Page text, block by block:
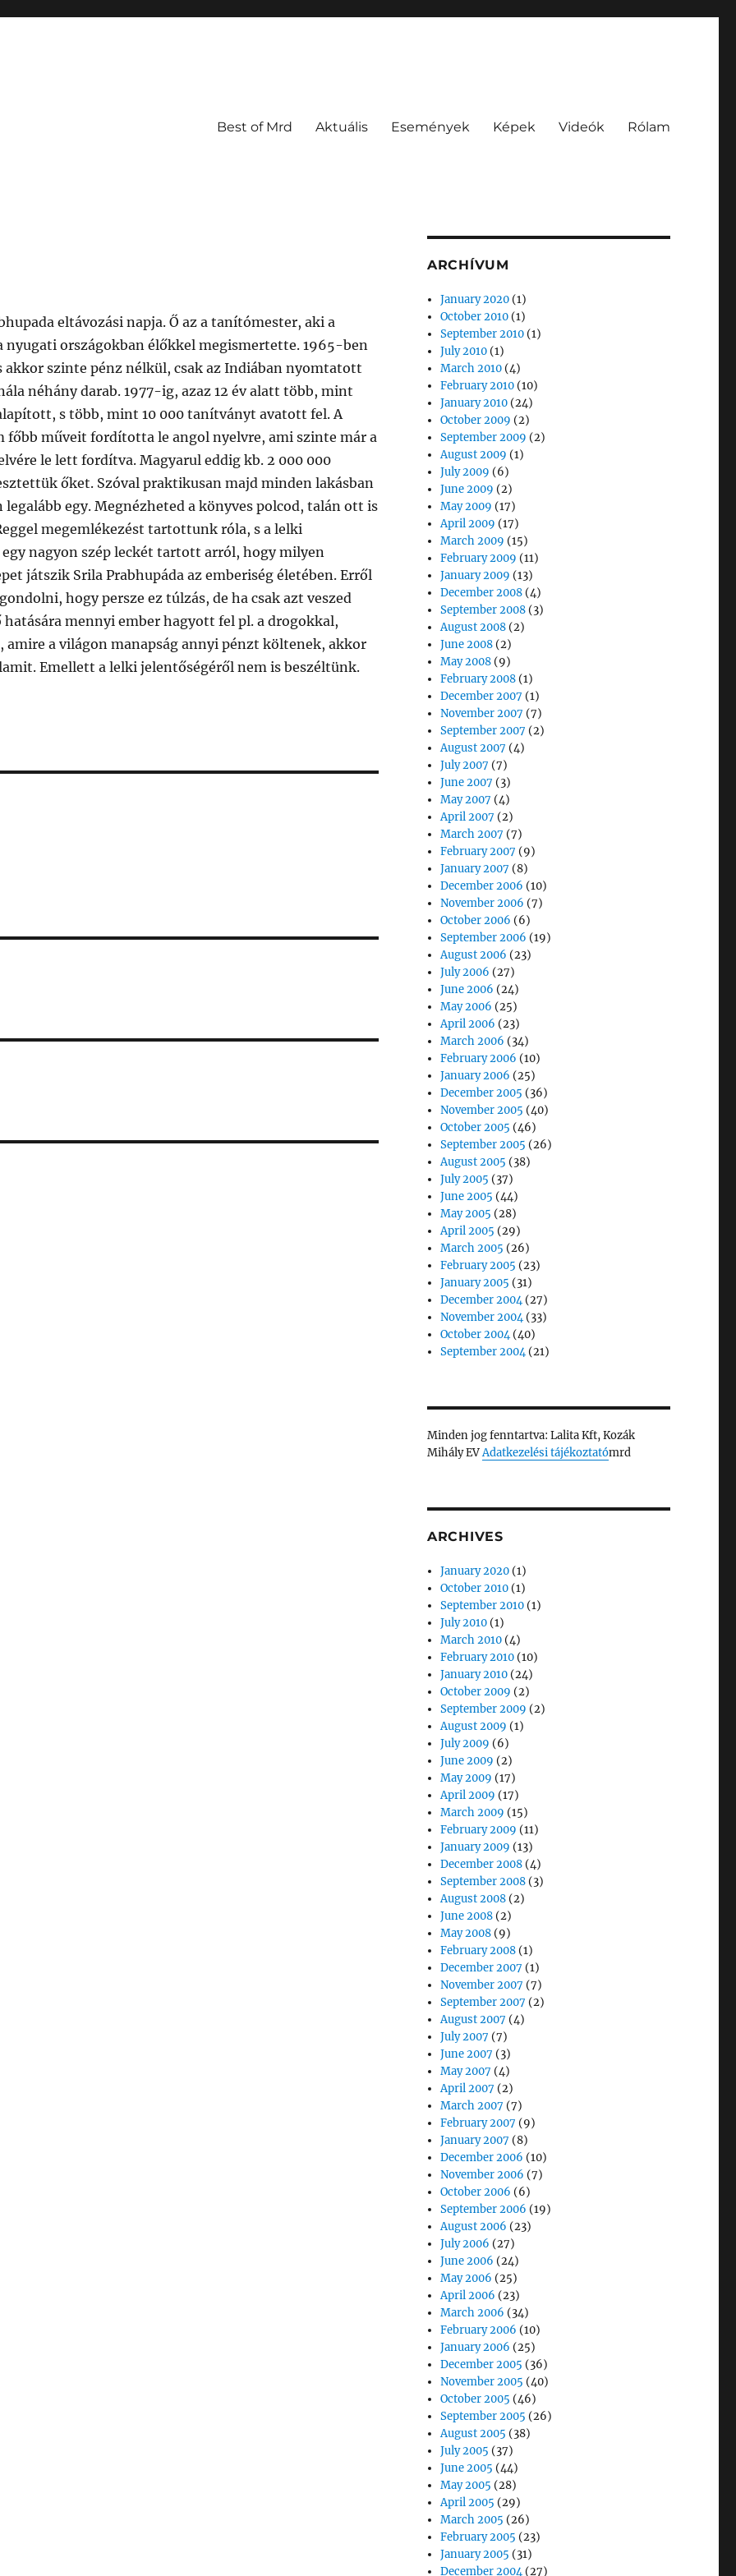
Best of Mrd Aktuális Események Képek Videók Rólam
eltávozási napja. Ő az a tanítómester, aki a
országokban élőkkel megismertette. 1965-ben
szinte pénz nélkül, csak az Indiában nyomtatott
néhány darab. 1977-ig, azaz 12 év alatt több, mint
s több, mint 10 000 tanítványt avatott fel. A
főbb műveit fordította le angol nyelvre, ami szinte már a
le lett fordítva. Magyarul eddig kb. 2 000 000
őket. Szóval praktikusan majd minden lakásban
legalább egy. Megnézheted a könyves polcod, talán ott is
megemlékezést tartottunk róla, s a lelki
nagyon szép leckét tartott arról, hogy milyen
játszik Srila Prabhupáda az emberiség életében. Erről
hogy persze ez túlzás, de ha csak azt veszed
hatására mennyi ember hagyott fel pl. a drogokkal,
amire a világon manapság annyi pénzt költenek, akkor
Emellett a lelki jelentőségéről nem is beszéltünk.
ARCHÍVUM
January 2020 (1)
October 2010 (1)
September 2010 (1)
July 2010 (1)
March 2010 (4)
February 2010 (10)
January 2010 (24)
October 2009 (2)
September 2009 (2)
August 2009 (1)
July 2009 (6)
June 2009 (2)
May 2009 (17)
April 2009 (17)
March 2009 (15)
February 2009 (11)
January 2009 (13)
December 2008 (4)
September 2008 (3)
August 2008 (2)
June 2008 (2)
May 2008 (9)
February 2008 (1)
December 2007 (1)
November 2007 (7)
September 2007 (2)
August 2007 (4)
July 2007 (7)
June 2007 (3)
May 2007 (4)
April 2007 (2)
March 2007 (7)
February 2007 (9)
January 2007 (8)
December 2006 (10)
November 2006 (7)
October 2006 (6)
September 2006 (19)
August 2006 (23)
July 2006 (27)
June 2006 (24)
May 2006 (25)
April 2006 (23)
March 2006 (34)
February 2006 (10)
January 2006 (25)
December 2005 (36)
November 2005 (40)
October 2005 (46)
September 2005 (26)
August 2005 (38)
July 2005 (37)
June 2005 (44)
May 2005 (28)
April 2005 (29)
March 2005 (26)
February 2005 (23)
January 2005 (31)
December 2004(27)
November 2004(33)
October 2004(40)
September 2004(21)
Minden jog fenntartva: Lalita Kft, Kozák
Mihály EVAdatkezelési tájékoztatómrd
ARCHIVES
January 2020 (1)
October 2010 (1)
September 2010 (1)
July 2010 (1)
March 2010 (4)
February 2010 (10)
January 2010 (24)
October 2009 (2)
September 2009 (2)
August 2009 (1)
July 2009 (6)
June 2009 (2)
May 2009 (17)
April 2009 (17)
March 2009 (15)
February 2009 (11)
January 2009 (13)
December 2008 (4)
September 2008 (3)
August 2008 (2)
June 2008 (2)
May 2008 (9)
February 2008 (1)
December 2007 (1)
November 2007 (7)
September 2007 (2)
August 2007 (4)
July 2007 (7)
June 2007 (3)
May 2007 (4)
April 2007 (2)
March 2007 (7)
February 2007 (9)
January 2007 (8)
December 2006 (10)
November 2006 (7)
October 2006 (6)
September 2006 (19)
August 2006 (23)
July 2006 (27)
June 2006 (24)
May 2006 (25)
April 2006 (23)
March 2006 (34)
February 2006 (10)
January 2006 (25)
December 2005 (36)
November 2005 (40)
October 2005 (46)
September 2005 (26)
August 2005 (38)
July 2005 (37)
June 2005 (44)
May 2005 (28)
April 2005 (29)
March 2005 (26)
February 2005 (23)
January 2005 (31)
December 2004(27)